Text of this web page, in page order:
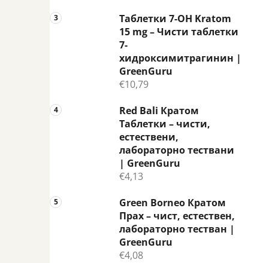
Таблетки 7-OH Kratom
15 mg – Чисти таблетки
7-
хидроксимитрагинин |
GreenGuru
€10,79
Red Bali Кратом
Таблетки – чисти,
естествени,
лабораторно тествани
| GreenGuru
€4,13
Green Borneo Кратом
Прах – чист, естествен,
лабораторно тестван |
GreenGuru
€4,08